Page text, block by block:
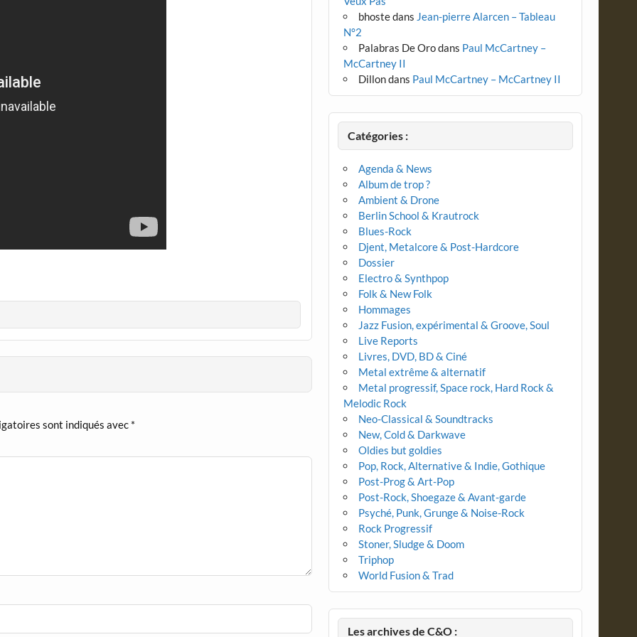
sont indiqués avec *
bhostedans Jean-pierre Alarcen – Tableau
N°2
Palabras De Orodans Paul McCartney –
McCartney II
Dillondans Paul McCartney – McCartney II
Catégories :
Agenda & News
Album de trop ?
Ambient & Drone
Berlin School & Krautrock
Blues-Rock
Djent, Metalcore & Post-Hardcore
Dossier
Electro & Synthpop
Folk & New Folk
Hommages
Jazz Fusion, expérimental & Groove, Soul
Live Reports
Livres, DVD, BD & Ciné
Metal extrême & alternatif
Metal progressif, Space rock, Hard Rock &
Melodic Rock
Neo-Classical & Soundtracks
New, Cold & Darkwave
Oldies but goldies
Pop, Rock, Alternative & Indie, Gothique
Post-Prog & Art-Pop
Post-Rock, Shoegaze & Avant-garde
Psyché, Punk, Grunge & Noise-Rock
Rock Progressif
Stoner, Sludge & Doom
Triphop
World Fusion & Trad
Les archives de C&O :